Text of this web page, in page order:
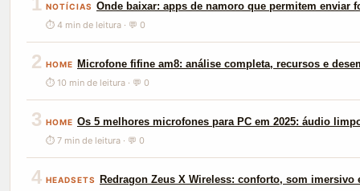
NOTÍCIAS Onde baixar: apps de namoro que permitem enviar
⏱ 4 min de leitura · 💬 0
2 HOME Microfone fifine am8: análise completa, recursos e
⏱ 10 min de leitura · 💬 0
3 HOME Os 5 melhores microfones para PC em 2025: áudio
⏱ 7 min de leitura · 💬 0
4 HEADSETS Redragon Zeus X Wireless: conforto, som imersivo